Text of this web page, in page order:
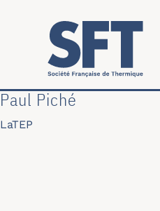
Aller au contenu principal
Paul Piché
LaTEP